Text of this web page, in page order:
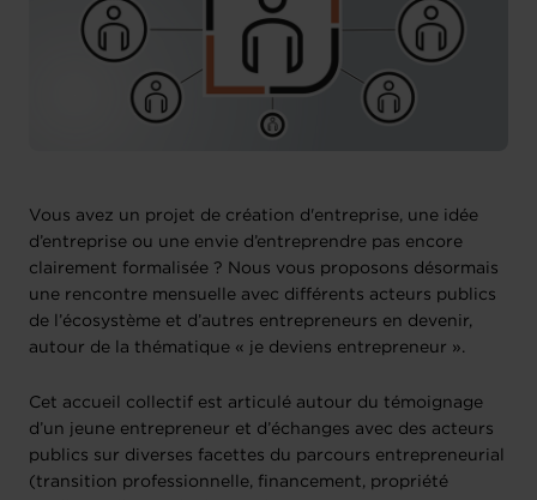
Vous avez un projet de création d'entreprise, une idée
d’entreprise ou une envie d’entreprendre pas encore
clairement formalisée ? Nous vous proposons désormais
une rencontre mensuelle avec différents acteurs publics
de l’écosystème et d’autres entrepreneurs en devenir,
autour de la thématique « je deviens entrepreneur ».
Cet accueil collectif est articulé autour du témoignage
d’un jeune entrepreneur et d’échanges avec des acteurs
publics sur diverses facettes du parcours entrepreneurial
(transition professionnelle, financement, propriété